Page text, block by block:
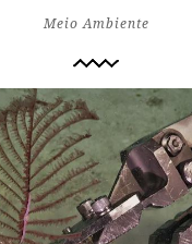
Meio Ambiente